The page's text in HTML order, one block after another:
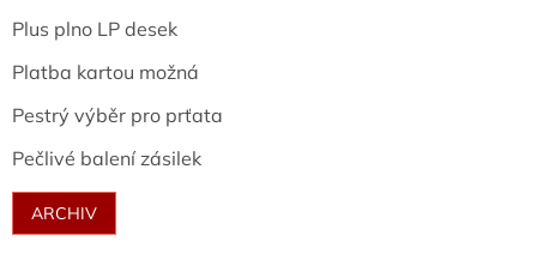
Plus plno LP desek
Platba kartou možná
Pestrý výběr pro prťata
Pečlivé balení zásilek
ARCHIV